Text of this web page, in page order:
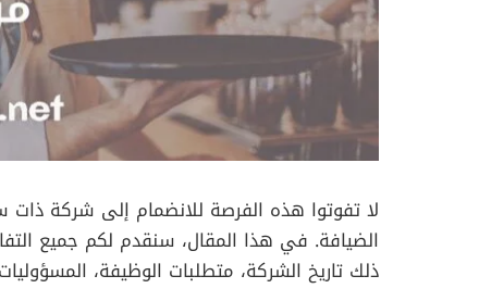
لا تفوتوا هذه الفرصة للانضمام إلى شركة
الضيافة. في هذا المقال، سنقدم لكم جميع
ذلك تاريخ الشركة، متطلبات الوظيفة،